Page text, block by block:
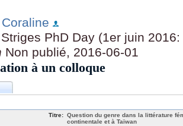
Striges PhD Day (1er juin
Non publié, 2016-06-01
à un colloque
Titre: Question du genre dans la littérature
continentale et à Taïwan